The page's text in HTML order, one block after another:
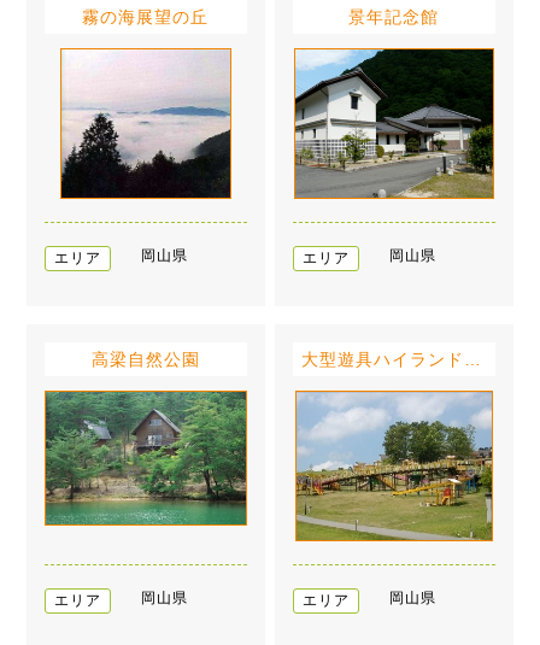
霧の海展望の丘
エリア 岡山県
景年記念館
エリア 岡山県
高梁自然公園
エリア 岡山県 エリア 岡山県